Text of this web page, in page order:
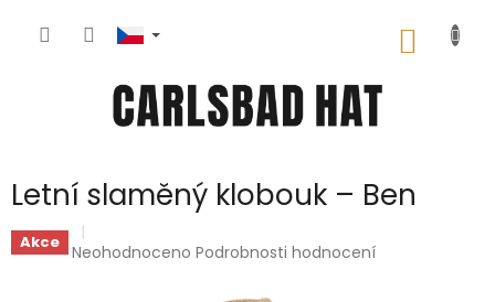
Letní slaměný klobouk – Ben
Akce Průměrné
Neohodnoceno Podrobnosti hodnocení